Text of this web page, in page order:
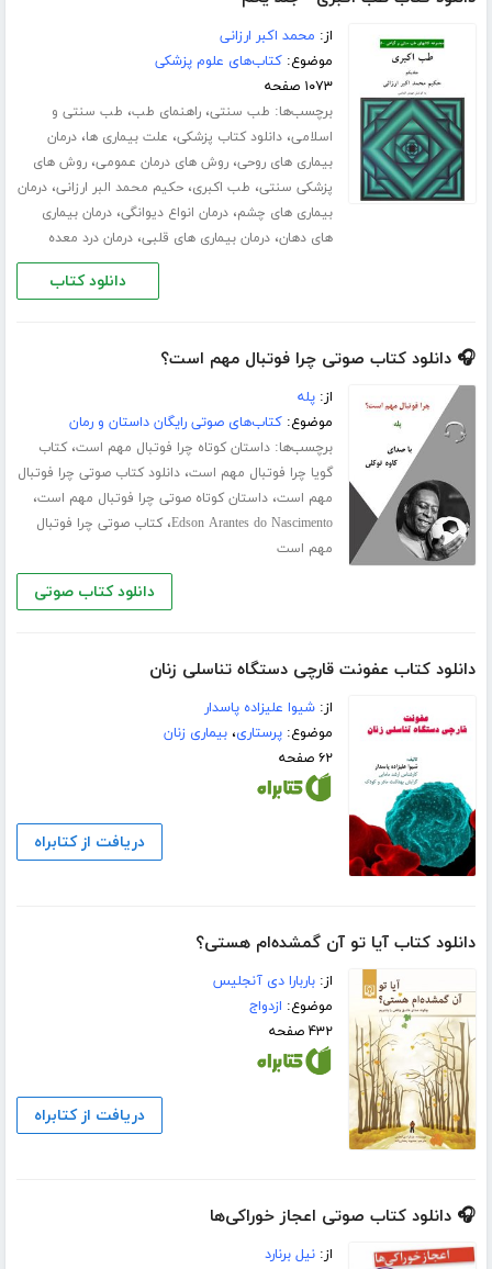
از: محمد اکبر ارزانی
موضوع:کتاب‌های علوم پزشکی
۱۰۷۳ صفحه
برچسب‌ها: طب سنتی،راهنمای طب، طب سنتی و
اسلامی،دانلود کتاب پزشکی، علت بیماری ها،درمان
بیماری های روحی،روش های درمان عمومی،روش های
پزشکی سنتی، طب اکبری،حکیم محمد البر ارزانی،درمان
بیماری های چشم،درمان انواع دیوانگی،درمان بیماری
های دهان،درمان بیماری های قلبی،درمان درد معده
دانلود کتاب
🎧 دانلود کتاب صوتی چرا فوتبال مهم است؟
از:پله
موضوع:کتاب‌های صوتی رایگان داستان و رمان
برچسب‌ها:داستان کوتاه چرا فوتبال مهم است،کتاب
گویا چرا فوتبال مهم است،دانلود کتاب صوتی چرا فوتبال
مهم است،داستان کوتاه صوتی چرا فوتبال مهم است،
Edson Arantes do Nascimento،کتاب صوتی چرا فوتبال
مهم است
دانلود کتاب صوتی
دانلود کتاب عفونت قارچی دستگاه تناسلی زنان
از:شیوا علیزاده پاسدار
موضوع:پرستاری،بیماری زنان
۶۲ صفحه
دریافت از کتابراه
دانلود کتاب آیا تو آن گمشده‌ام هستی؟
از:باربارا دی آنجلیس
موضوع: ازدواج
۴۳۲ صفحه
دریافت از کتابراه
🎧 دانلود کتاب صوتی اعجاز خوراکی‌ها
از:نیل برنارد